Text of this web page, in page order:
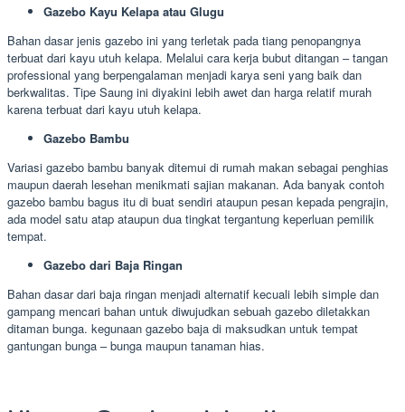
Gazebo Kayu Kelapa atau Glugu
Bahan dasar jenis gazebo ini yang terletak pada tiang penopangnya
terbuat dari kayu utuh kelapa. Melalui cara kerja bubut ditangan – tangan
professional yang berpengalaman menjadi karya seni yang baik dan
berkwalitas. Tipe Saung ini diyakini lebih awet dan harga relatif murah
karena terbuat dari kayu utuh kelapa.
Gazebo Bambu
Variasi gazebo bambu banyak ditemui di rumah makan sebagai penghias
maupun daerah lesehan menikmati sajian makanan. Ada banyak contoh
gazebo bambu bagus itu di buat sendiri ataupun pesan kepada pengrajin,
ada model satu atap ataupun dua tingkat tergantung keperluan pemilik
tempat.
Gazebo dari Baja Ringan
Bahan dasar dari baja ringan menjadi alternatif kecuali lebih simple dan
gampang mencari bahan untuk diwujudkan sebuah gazebo diletakkan
ditaman bunga. kegunaan gazebo baja di maksudkan untuk tempat
gantungan bunga – bunga maupun tanaman hias.